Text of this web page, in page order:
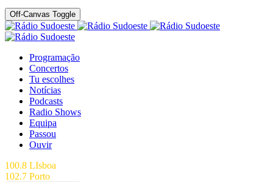
Off-Canvas Toggle
Programação
Concertos
Tu escolhes
Notícias
Podcasts
Radio Shows
Equipa
Passou
Ouvir
100.8 LIsboa
102.7 Porto